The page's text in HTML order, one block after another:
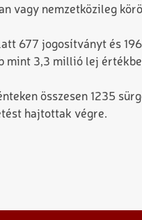
vagy nemzetközileg
677 jogosítványt és
mint 3,3 millió lej
összesen 1235
hajtottak végre.